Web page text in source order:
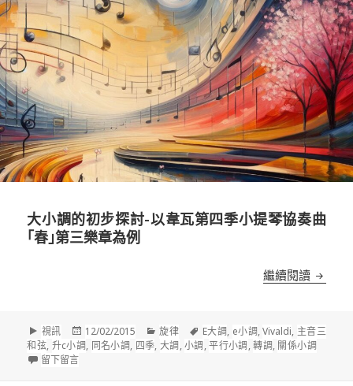
大小調的初步探討-以韋瓦第四季小提琴協奏曲
｢春｣第三樂章為例
繼續閱讀 大小
格
式
視訊
發
佈
12/02/2015
分
類
旋律
標
籤
E大調, e小調,Vivaldi, 主音三
和弦, 升c小調, 同名小調, 四季, 大調,小調,平行小調,轉調, 關係小調
留下留言在 大小調的初步探討-以韋瓦第四季小提琴協奏曲｢春｣第三樂章為